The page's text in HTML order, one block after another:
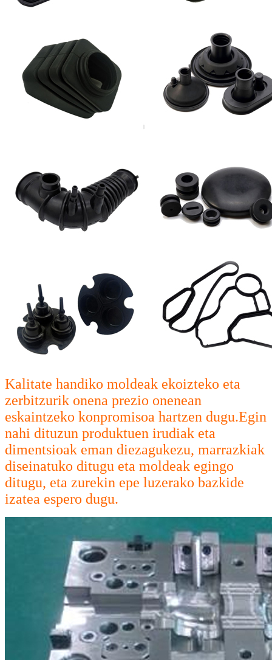
Kalitate handiko moldeak ekoizteko eta
zerbitzurik onena prezio onenean
eskaintzeko konpromisoa hartzen dugu.Egin
nahi dituzun produktuen irudiak eta
dimentsioak eman diezagukezu, marrazkiak
diseinatuko ditugu eta moldeak egingo
ditugu, eta zurekin epe luzerako bazkide
izatea espero dugu.